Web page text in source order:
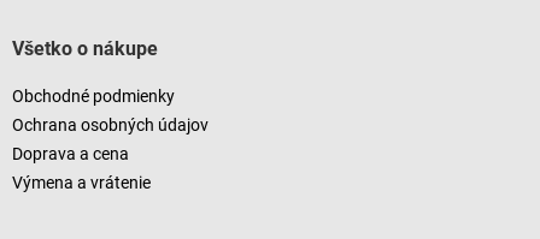
Všetko o nákupe
Obchodné podmienky
Ochrana osobných údajov
Doprava a cena
Výmena a vrátenie